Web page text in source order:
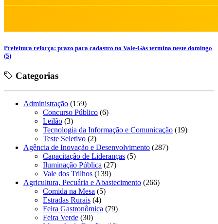
Prefeitura reforça: prazo para cadastro no Vale-Gás termina neste domingo
(5)
Categorias
Administração (159)
Concurso Público (6)
Leilão (3)
Tecnologia da Informação e Comunicação (19)
Teste Seletivo (2)
Agência de Inovação e Desenvolvimento (287)
Capacitação de Lideranças (5)
Iluminação Pública (27)
Vale dos Trilhos (139)
Agricultura, Pecuária e Abastecimento (266)
Comida na Mesa (5)
Estradas Rurais (4)
Feira Gastronômica (79)
Feira Verde (30)